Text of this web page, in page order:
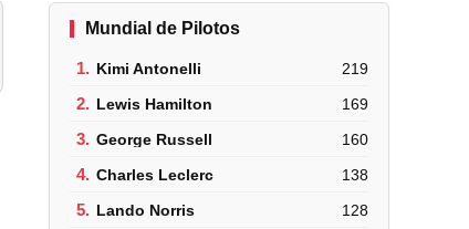
Mundial de Pilotos
1. Kimi Antonelli 219
2. Lewis Hamilton 169
3. George Russell 160
4. Charles Leclerc 138
5. Lando Norris 128